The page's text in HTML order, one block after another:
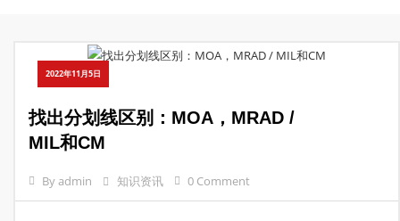
2022年11月5日
找出分划线区别：MOA，MRAD /
MIL和CM
By admin 知识资讯 0 Comment